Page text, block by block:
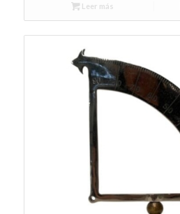
Leer más